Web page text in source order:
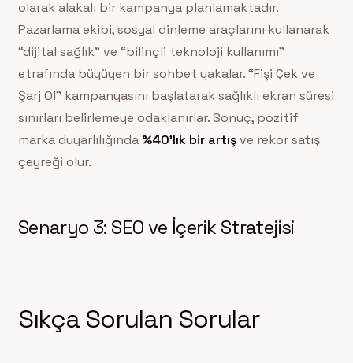
olarak alakalı bir kampanya planlamaktadır.
Pazarlama ekibi, sosyal dinleme araçlarını kullanarak
“dijital sağlık” ve “bilinçli teknoloji kullanımı”
etrafında büyüyen bir sohbet yakalar. “Fişi Çek ve
Şarj Ol” kampanyasını başlatarak sağlıklı ekran süresi
sınırları belirlemeye odaklanırlar. Sonuç, pozitif
marka duyarlılığında %40’lık bir artışve rekor satış
çeyreği olur.
Senaryo 3: SEO ve İçerik Stratejisi
Sıkça Sorulan Sorular